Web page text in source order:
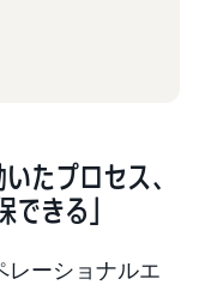
たプロセス、
できる」
レーショナルエ